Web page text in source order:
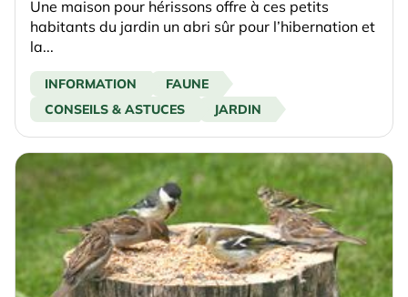
Une maison pour hérissons offre à ces petits
habitants du jardin un abri sûr pour l’hibernation et
la...
INFORMATION
FAUNE
CONSEILS & ASTUCES
JARDIN